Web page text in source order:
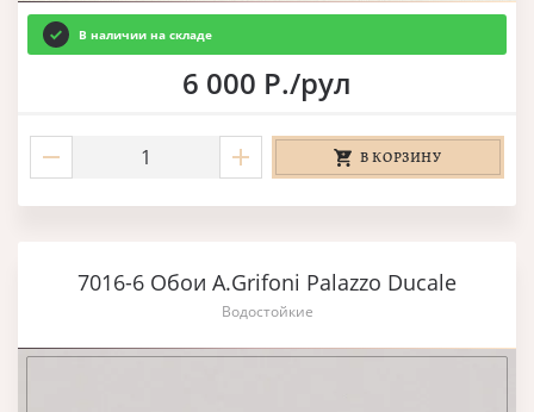
В наличии на складе
6 000 Р./рул
В КОРЗИНУ
7016-6 Обои A.Grifoni Palazzo Ducale
Водостойкие